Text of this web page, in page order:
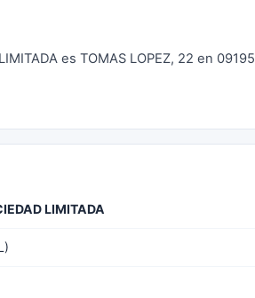
es TOMAS LOPEZ, 22 en 09195
LIMITADA